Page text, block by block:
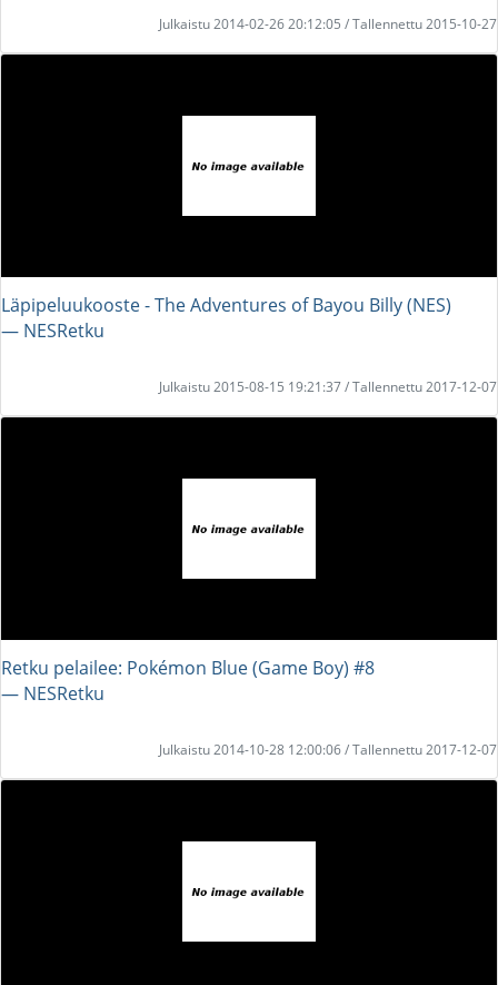
Julkaistu 2014-02-26 20:12:05 / Tallennettu 2015-10-27
Läpipeluukooste - The Adventures of Bayou Billy (NES)
― NESRetku
Julkaistu 2015-08-15 19:21:37 / Tallennettu 2017-12-07
Retku pelailee: Pokémon Blue (Game Boy) #8
― NESRetku
Julkaistu 2014-10-28 12:00:06 / Tallennettu 2017-12-07